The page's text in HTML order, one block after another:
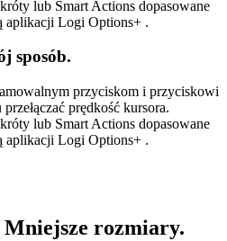
lub Smart Actions dopasowane
aplikacji Logi Options+ .
sposób.
przyciskom i przyciskowi
prędkość kursora.
lub Smart Actions dopasowane
aplikacji Logi Options+ .
rozmiary.